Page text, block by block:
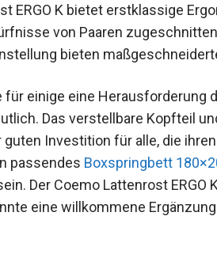
ERGO K bietet erstklassige
von Paaren
bieten
für einige eine Herausforderung
Das verstellbare Kopfteil
guten Investition für alle, die
passendes Boxspringbett
Der Coemo Lattenrost ERGO
eine willkommene